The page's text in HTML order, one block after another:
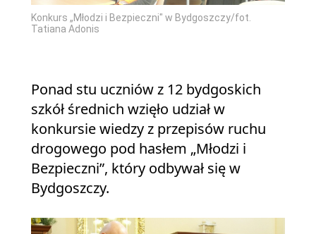
Konkurs „Młodzi i Bezpieczni" w Bydgoszczy/fot.
Tatiana Adonis
Ponad stu uczniów z 12 bydgoskich
szkół średnich wzięło udział w
konkursie wiedzy z przepisów ruchu
drogowego pod hasłem „Młodzi i
Bezpieczni”, który odbywał się w
Bydgoszczy.